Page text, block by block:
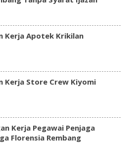
Kerja Apotek Krikilan
Kerja Store Crew Kiyomi
Kerja Pegawai Penjaga
Florensia Rembang